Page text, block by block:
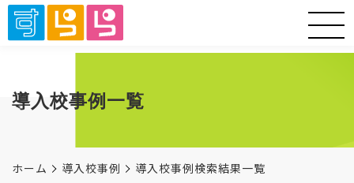
導入校事例一覧
ホーム 導入校事例 導入校事例検索結果一覧